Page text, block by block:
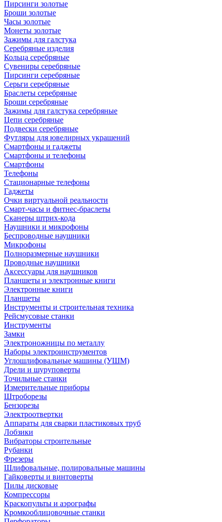
Пирсинги золотые
Броши золотые
Часы золотые
Монеты золотые
Зажимы для галстука
Серебряные изделия
Кольца серебряные
Сувениры серебряные
Пирсинги серебряные
Серьги серебряные
Браслеты серебряные
Броши серебряные
Зажимы для галстука серебряные
Цепи серебряные
Подвески серебряные
Футляры для ювелирных украшений
Смартфоны и гаджеты
Смартфоны и телефоны
Смартфоны
Телефоны
Стационарные телефоны
Гаджеты
Очки виртуальной реальности
Смарт-часы и фитнес-браслеты
Сканеры штрих-кода
Наушники и микрофоны
Беспроводные наушники
Микрофоны
Полноразмерные наушники
Проводные наушники
Аксессуары для наушников
Планшеты и электронные книги
Электронные книги
Планшеты
Инструменты и строительная техника
Рейсмусовые станки
Инструменты
Замки
Электроножницы по металлу
Наборы электроинструментов
Углошлифовальные машины (УШМ)
Дрели и шуруповерты
Точильные станки
Измерительные приборы
Штроборезы
Бензорезы
Электроотвертки
Аппараты для сварки пластиковых труб
Лобзики
Вибраторы строительные
Рубанки
Фрезеры
Шлифовальные, полировальные машины
Гайковерты и винтоверты
Пилы дисковые
Компрессоры
Краскопульты и аэрографы
Кромкооблицовочные станки